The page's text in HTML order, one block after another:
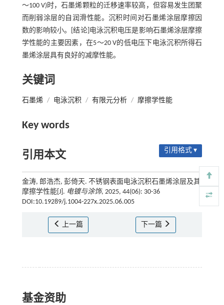
～100 V)时，石墨烯颗粒的迁移速率较高，但容易发生团聚
而削弱涂层的自润滑性能。沉积时间对石墨烯涂层摩擦因
数的影响较小。[结论]电泳沉积电压是影响石墨烯涂层摩擦
学性能的主要因素，在5～20 V的低电压下电泳沉积所得石
墨烯涂层具有良好的减摩性能。
关键词
石墨烯 / 电泳沉积 / 有限元分析 / 摩擦学性能
Key words
引用本文 引用格式 ▾
金涛, 郎浩杰, 彭倚天. 不锈钢表面电泳沉积石墨烯涂层及其
摩擦学性能[J]. 电镀与涂饰, 2025, 44(06): 30-36
DOI:10.19289/j.1004-227x.2025.06.005
上一篇 下一篇
基金资助